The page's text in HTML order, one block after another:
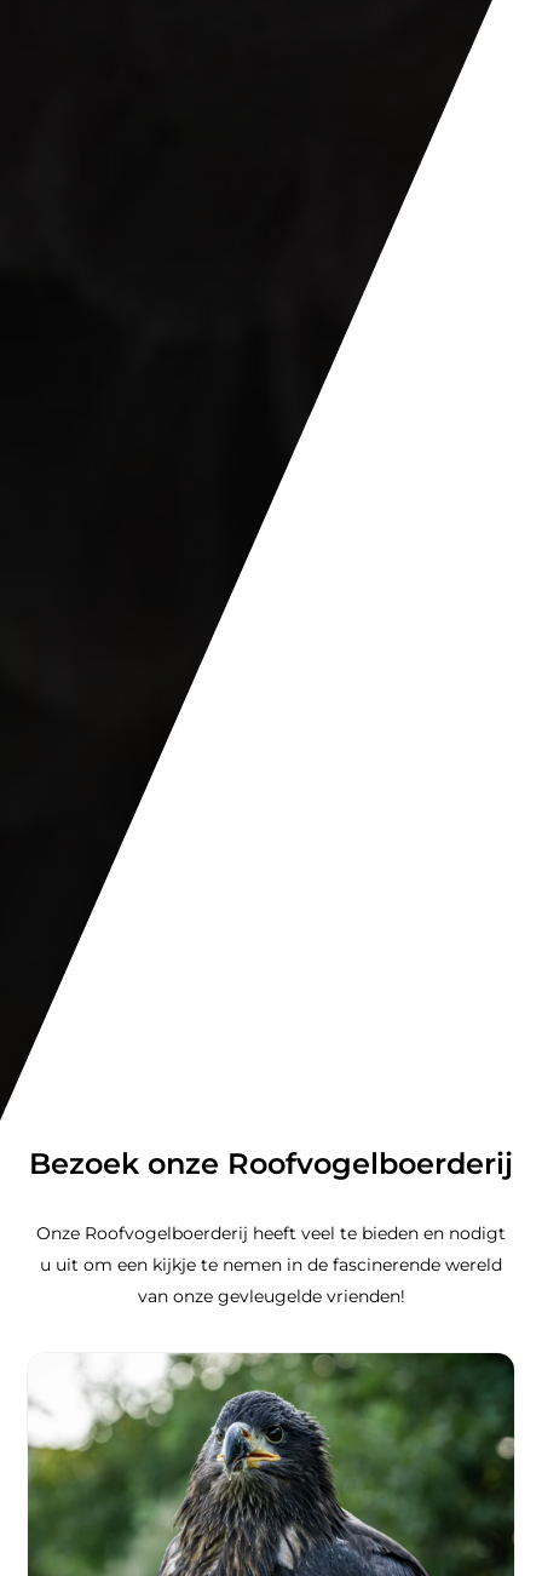
Bezoek onze Roofvogelboerderij
Onze Roofvogelboerderij heeft veel te bieden en nodigt
u uit om een kijkje te nemen in de fascinerende wereld
van onze gevleugelde vrienden!